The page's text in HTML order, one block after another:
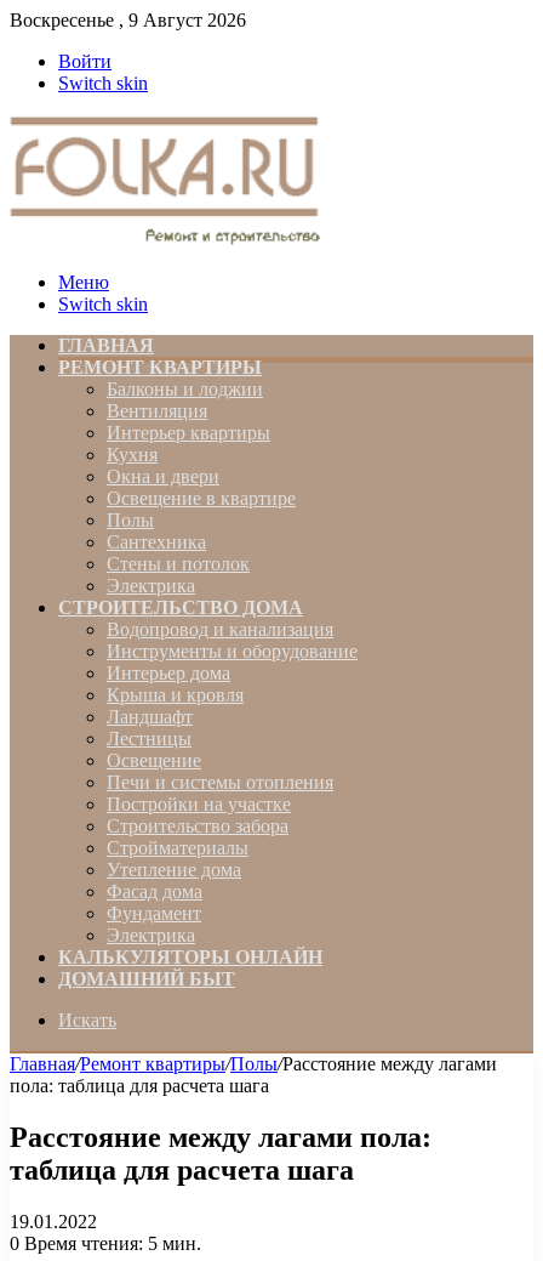
Воскресенье , 9 Август 2026
Войти
Switch skin
Меню
Switch skin
ГЛАВНАЯ
РЕМОНТ КВАРТИРЫ
Балконы и лоджии
Вентиляция
Интерьер квартиры
Кухня
Окна и двери
Освещение в квартире
Полы
Сантехника
Стены и потолок
Электрика
СТРОИТЕЛЬСТВО ДОМА
Водопровод и канализация
Инструменты и оборудование
Интерьер дома
Крыша и кровля
Ландшафт
Лестницы
Освещение
Печи и системы отопления
Постройки на участке
Строительство забора
Стройматериалы
Утепление дома
Фасад дома
Фундамент
Электрика
КАЛЬКУЛЯТОРЫ ОНЛАЙН
ДОМАШНИЙ БЫТ
Искать
Главная/Ремонт квартиры/Полы/Расстояние между лагами
пола: таблица для расчета шага
Расстояние между лагами пола:
таблица для расчета шага
19.01.2022
0 Время чтения: 5 мин.